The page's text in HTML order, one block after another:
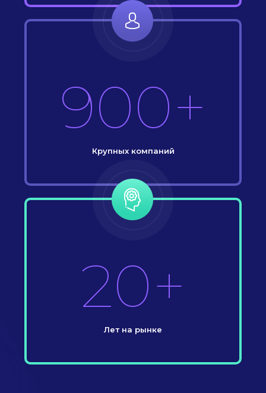
900+
Крупных компаний
20+
Лет на рынке